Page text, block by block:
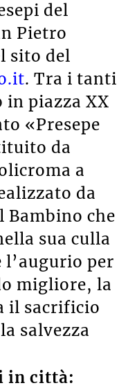
del
Pietro
sito del
. Tra i tanti
in piazza XX
«Presepe
da
a
da
che
sua culla
l’augurio per
migliore, la
il sacrificio
salvezza
in città: